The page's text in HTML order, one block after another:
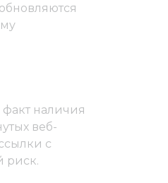
факт наличия
веб-
с
риск.